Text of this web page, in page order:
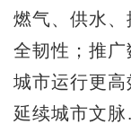
燃气、供水
全韧性；推广
城市运行更高
延续城市文